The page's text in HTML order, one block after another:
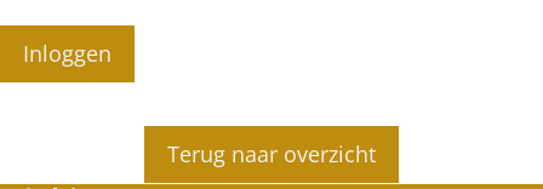
Inloggen
Terug naar overzicht